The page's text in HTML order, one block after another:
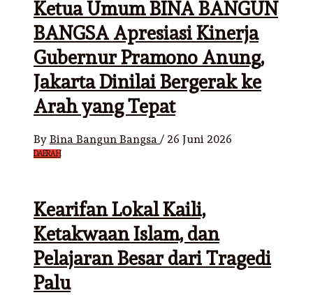
Ketua Umum BINA BANGUN
BANGSA Apresiasi Kinerja
Gubernur Pramono Anung,
Jakarta Dinilai Bergerak ke
Arah yang Tepat
By Bina Bangun Bangsa / 26 Juni 2026
DAERAH
Kearifan Lokal Kaili,
Ketakwaan Islam, dan
Pelajaran Besar dari Tragedi
Palu